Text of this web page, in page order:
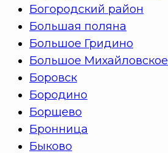
Богородский район
Большая поляна
Большое Гридино
Большое Михайловское
Боровск
Бородино
Борщево
Бронница
Быково